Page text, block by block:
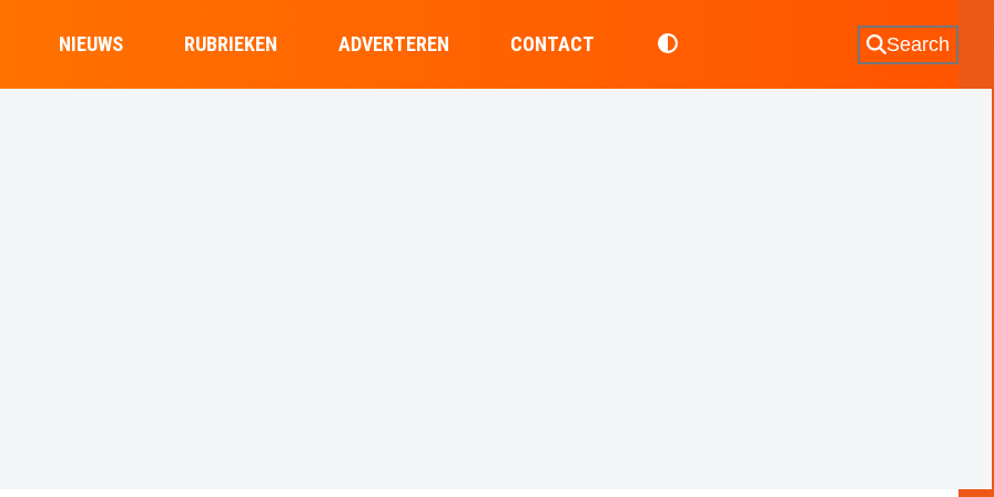
NIEUWS RUBRIEKEN ADVERTEREN CONTACT Search